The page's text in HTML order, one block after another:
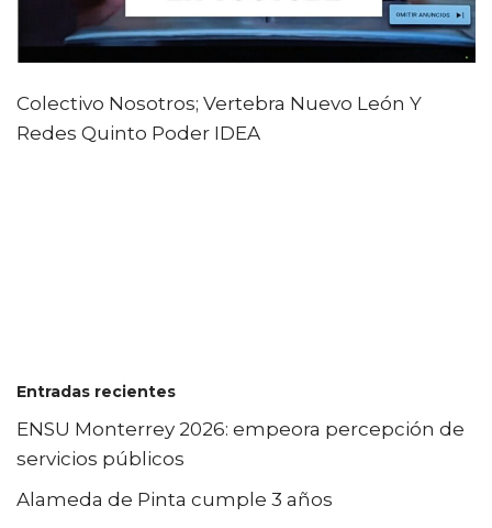
Colectivo Nosotros; Vertebra Nuevo León Y
Redes Quinto Poder IDEA
Entradas recientes
ENSU Monterrey 2026: empeora percepción de
servicios públicos
Alameda de Pinta cumple 3 años